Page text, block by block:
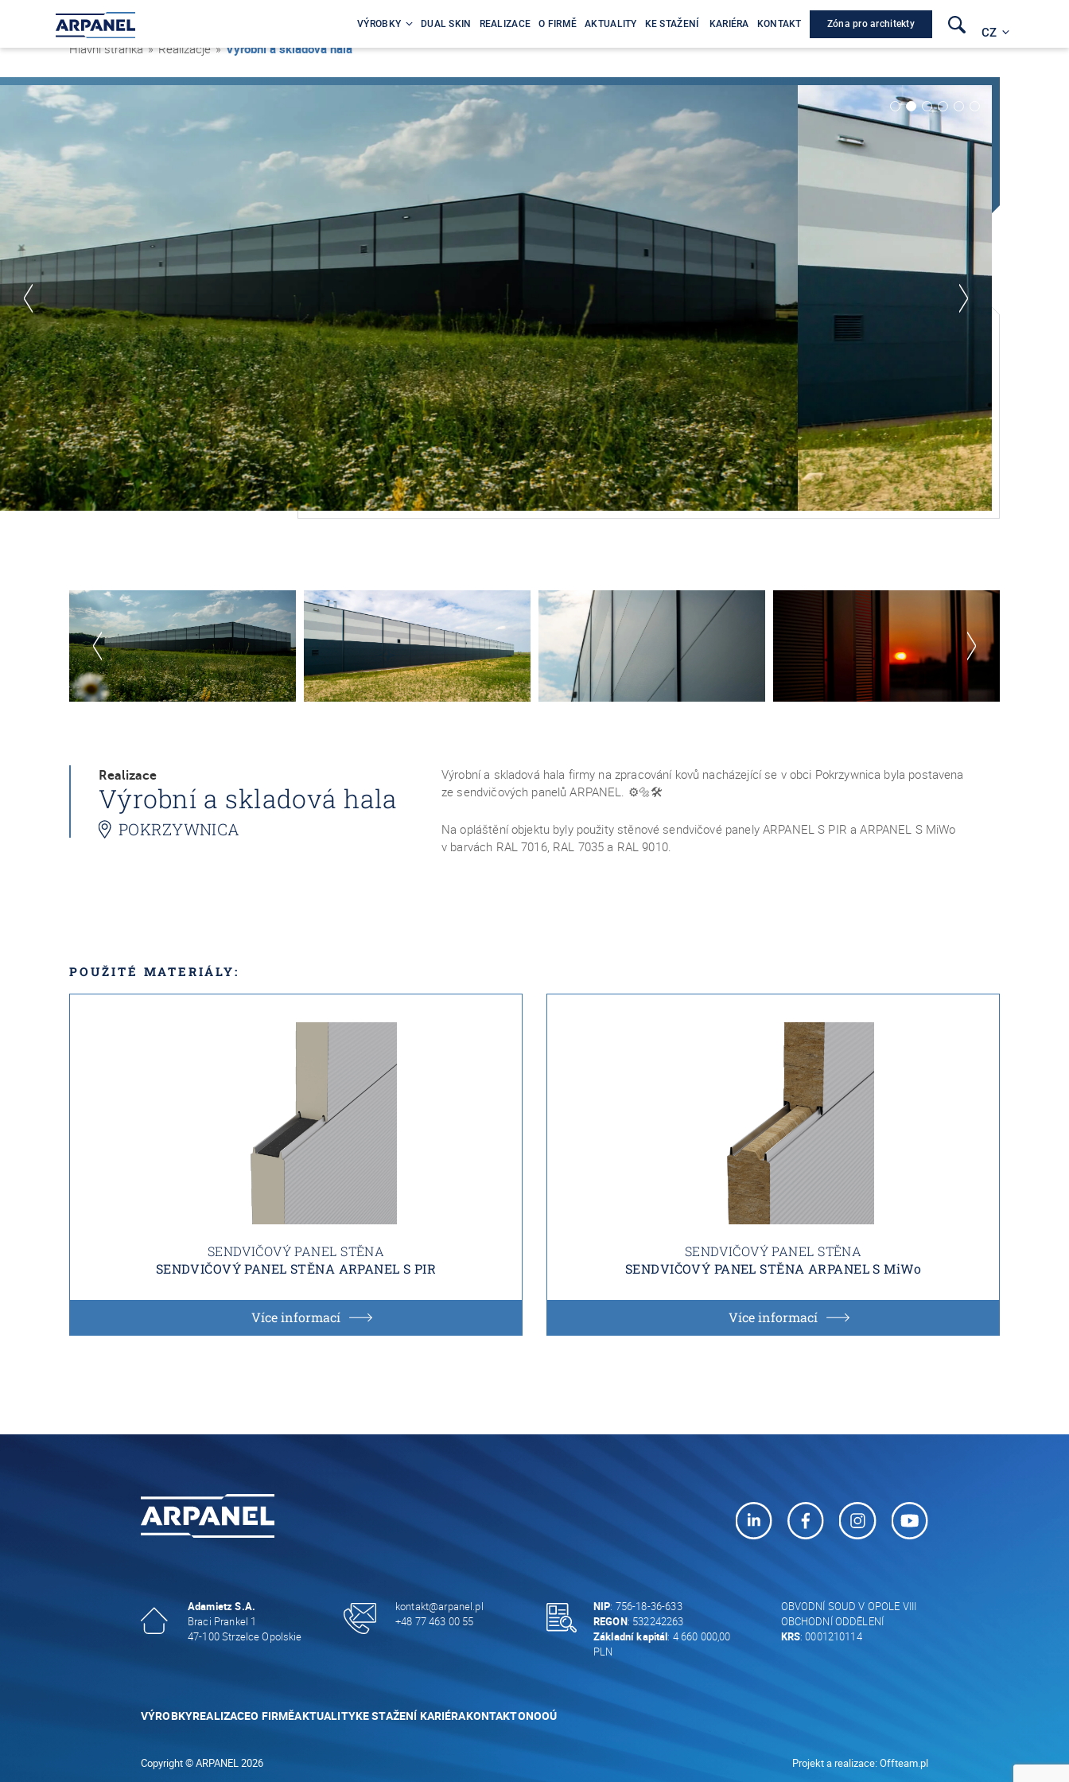
VÝROBKY DUAL SKIN REALIZACE O FIRMĚ AKTUALITY KE STAŽENÍ KARIÉRA KONTAKT Zóna pro architekty
CZ
Hlavní stránka » Realizacje »Výrobní a skladová hala
Realizace
Výrobní a skladová hala
POKRZYWNICA
Výrobní a skladová hala firmy na zpracování kovů nacházející se v obci Pokrzywnica byla postavena
ze sendvičových panelů ARPANEL. ⚙️🔩🛠
Na opláštění objektu byly použity stěnové sendvičové panely ARPANEL S PIR a ARPANEL S MiWo
v barvách RAL 7016, RAL 7035 a RAL 9010.
POUŽITÉ MATERIÁLY:
SENDVIČOVÝ PANEL STĚNA
SENDVIČOVÝ PANEL STĚNA ARPANEL S PIR
Více informací
SENDVIČOVÝ PANEL STĚNA
SENDVIČOVÝ PANEL STĚNA ARPANEL S MiWo
Více informací
Adamietz S.A.
Braci Prankel 1
47-100 Strzelce Opolskie
kontakt@arpanel.pl
+48 77 463 00 55
NIP: 756-18-36-633
REGON: 532242263
Základní kapitál: 4 660 000,00
PLN
OBVODNÍ SOUD V OPOLE VIII
OBCHODNÍ ODDĚLENÍ
KRS: 0001210114
VÝROBKYREALIZACEO FIRMĚAKTUALITYKE STAŽENÍKARIÉRAKONTAKTONOOÚ
Copyright © ARPANEL 2026 Projekt a realizace:Offteam.pl